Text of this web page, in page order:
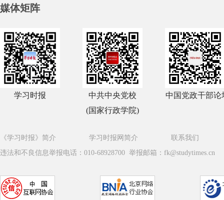
媒体矩阵
学习时报
中共中央党校
(国家行政学院)
中国党政干部论
《学习时报》简介 学习时报网简介
联系我们
违法和不良信息举报电话：010-68928700 举报邮箱：fk@studytimes.cn